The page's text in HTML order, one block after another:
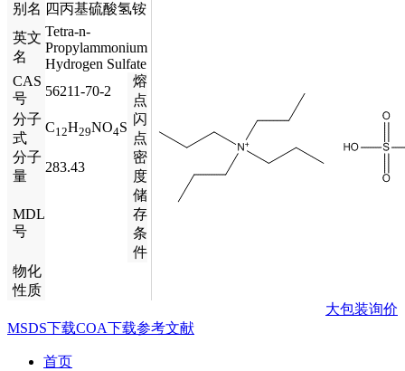
别名 四丙基硫酸氢铵
英文
名
Tetra-n-
Propylammonium
Hydrogen Sulfate
CAS
号
56211-70-2
熔
点
分子
式
C12H29NO4S
闪
点
分子
量
283.43
密
度
MDL
号
储
存
条
件
物化
性质
大包装询价
MSDS下载COA下载参考文献
首页